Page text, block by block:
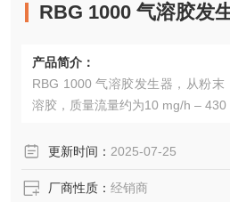
RBG 1000 气溶胶发
产品简介：
RBG 1000 气溶胶发生器，从粉
溶胶，质量流量约为10 mg/h – 430
更新时间： 2025-07-25
厂商性质： 经销商